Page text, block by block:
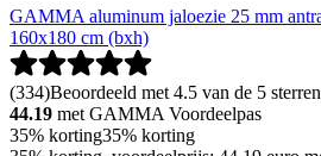
GAMMA aluminum jaloezie 25 mm
160x180 cm (bxh)
(334)Beoordeeld met 4.5 van de 5
44.19 met GAMMA Voordeelpas
35% korting35% korting